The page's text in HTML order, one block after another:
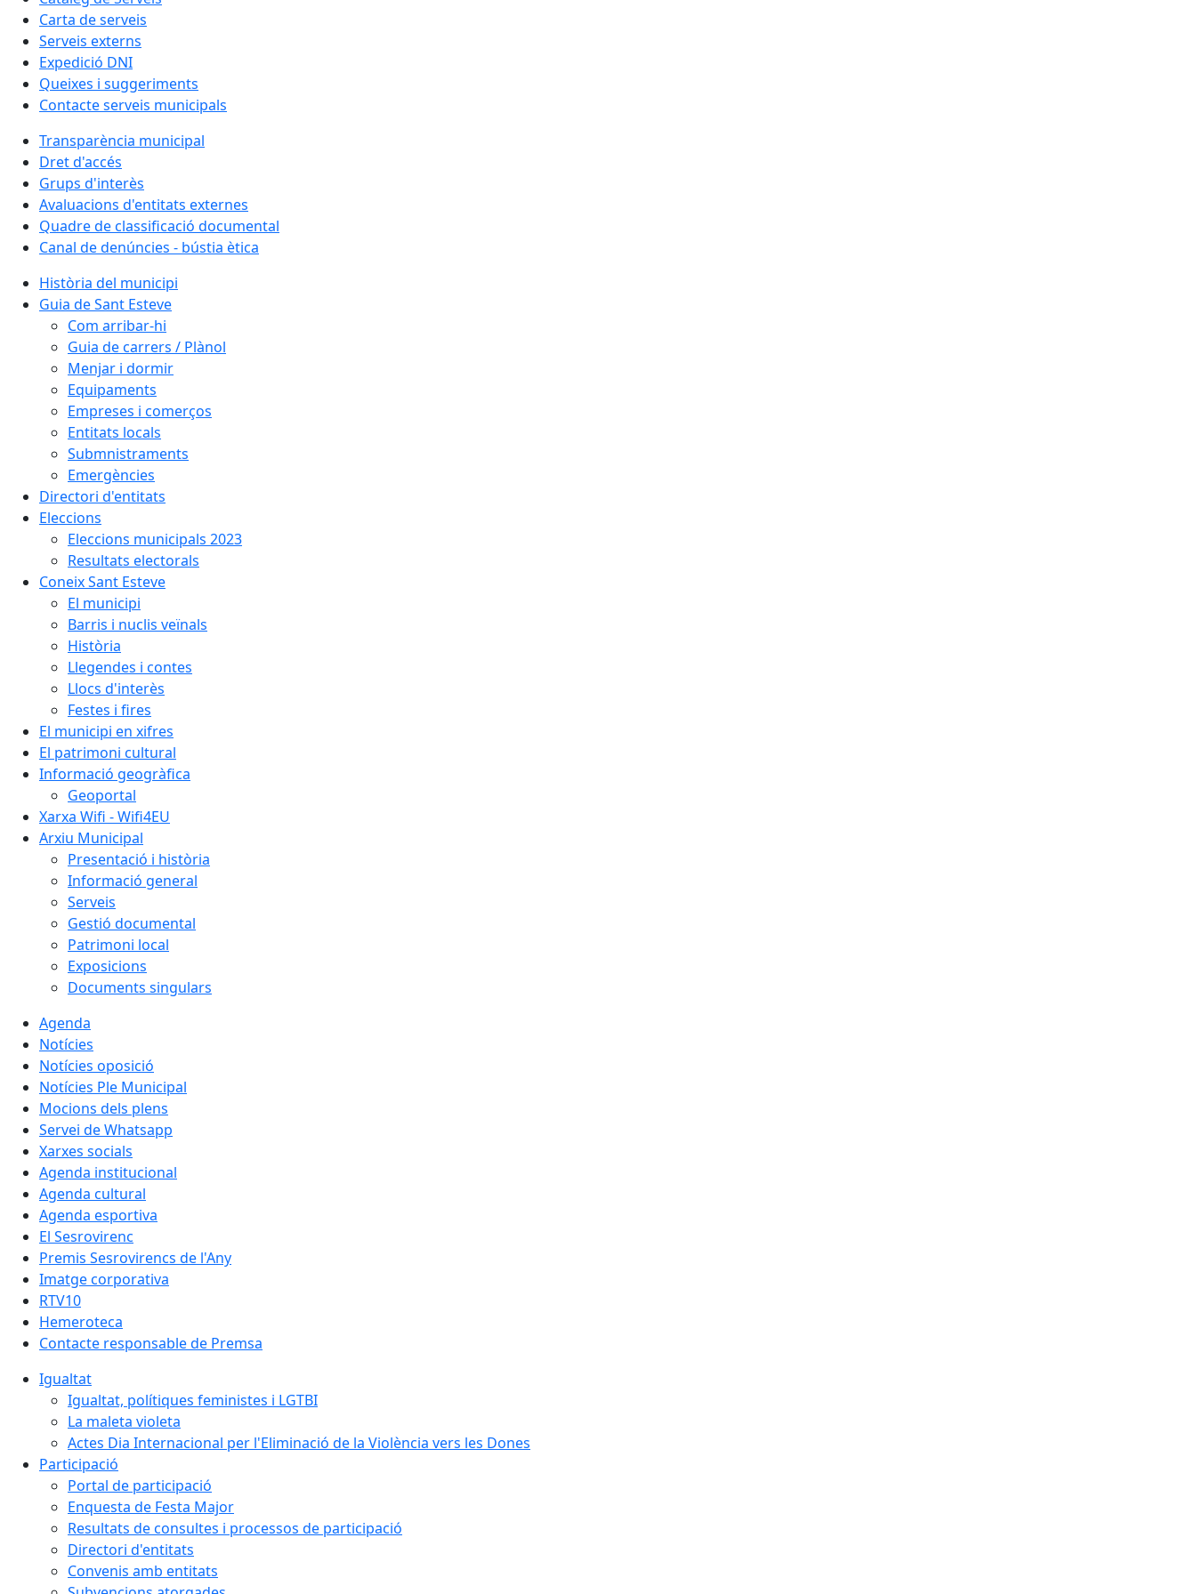
Carta de serveis
Serveis externs
Expedició DNI
Queixes i suggeriments
Contacte serveis municipals
Transparència municipal
Dret d'accés
Grups d'interès
Avaluacions d'entitats externes
Quadre de classificació documental
Canal de denúncies - bústia ètica
Història del municipi
Guia de Sant Esteve
Com arribar-hi
Guia de carrers / Plànol
Menjar i dormir
Equipaments
Empreses i comerços
Entitats locals
Submnistraments
Emergències
Directori d'entitats
Eleccions
Eleccions municipals 2023
Resultats electorals
Coneix Sant Esteve
El municipi
Barris i nuclis veïnals
Història
Llegendes i contes
Llocs d'interès
Festes i fires
El municipi en xifres
El patrimoni cultural
Informació geogràfica
Geoportal
Xarxa Wifi - Wifi4EU
Arxiu Municipal
Presentació i història
Informació general
Serveis
Gestió documental
Patrimoni local
Exposicions
Documents singulars
Agenda
Notícies
Notícies oposició
Notícies Ple Municipal
Mocions dels plens
Servei de Whatsapp
Xarxes socials
Agenda institucional
Agenda cultural
Agenda esportiva
El Sesrovirenc
Premis Sesrovirencs de l'Any
Imatge corporativa
RTV10
Hemeroteca
Contacte responsable de Premsa
Igualtat
Igualtat, polítiques feministes i LGTBI
La maleta violeta
Actes Dia Internacional per l'Eliminació de la Violència vers les Dones
Participació
Portal de participació
Enquesta de Festa Major
Resultats de consultes i processos de participació
Directori d'entitats
Convenis amb entitats